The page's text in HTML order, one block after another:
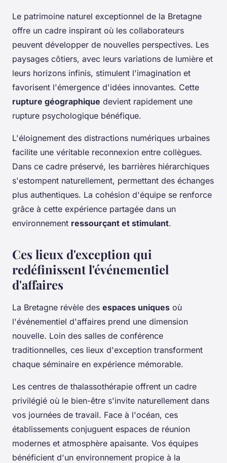
Le patrimoine naturel exceptionnel de la Bretagne
offre un cadre inspirant où les collaborateurs
peuvent développer de nouvelles perspectives. Les
paysages côtiers, avec leurs variations de lumière et
leurs horizons infinis, stimulent l'imagination et
favorisent l'émergence d'idées innovantes. Cette
rupture géographique devient rapidement une
rupture psychologique bénéfique.
L'éloignement des distractions numériques urbaines
facilite une véritable reconnexion entre collègues.
Dans ce cadre préservé, les barrières hiérarchiques
s'estompent naturellement, permettant des échanges
plus authentiques. La cohésion d'équipe se renforce
grâce à cette expérience partagée dans un
environnement ressourçant et stimulant.
Ces lieux d'exception qui
redéfinissent l'événementiel
d'affaires
La Bretagne révèle des espaces uniques où
l'événementiel d'affaires prend une dimension
nouvelle. Loin des salles de conférence
traditionnelles, ces lieux d'exception transforment
chaque séminaire en expérience mémorable.
Les centres de thalassothérapie offrent un cadre
privilégié où le bien-être s'invite naturellement dans
vos journées de travail. Face à l'océan, ces
établissements conjuguent espaces de réunion
modernes et atmosphère apaisante. Vos équipes
bénéficient d'un environnement propice à la